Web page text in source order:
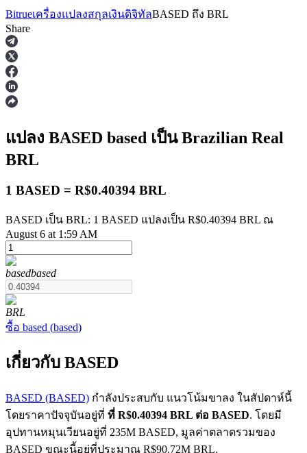
ฟิวเจอร์ส
ฟิวเจอร์สที่ใช้ USDT เป็นหลักประกัน
ฟิวเจอร์ส COIN-M
ฟิวเจอร์สสกุลเงินดิจิทัล
Bitrueเครื่องแปลงสกุลเงินดิจิทัลBASED ถึง BRL
Share
แปลง BASED based เป็น Brazilian Real
BRL
1 BASED = R$0.40394 BRL
BASED เป็น BRL: 1 BASED แปลงเป็น R$0.40394 BRL ณ
August 6 at 1:59 AM
basedbased
BRL
ซื้อ based (based)
เกี่ยวกับ BASED
BASED (BASED) กำลังประสบกับ แนวโน้มขาลง ในสัปดาห์นี้
โดยราคาปัจจุบันอยู่ที่ ที่ R$0.40394 BRL ต่อ BASED. โดยมี
อุปทานหมุนเวียนอยู่ที่ 235M BASED, มูลค่าตลาดรวมของ
BASED ขณะนี้อยู่ที่ประมาณ R$90.72M BRL.